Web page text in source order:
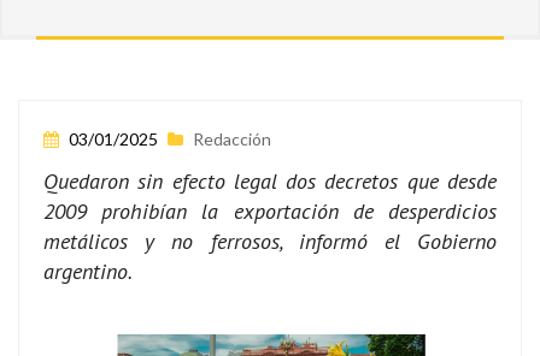
03/01/2025 Redacción
Quedaron sin efecto legal dos decretos que desde
2009 prohibían la exportación de desperdicios
metálicos y no ferrosos, informó el Gobierno
argentino.